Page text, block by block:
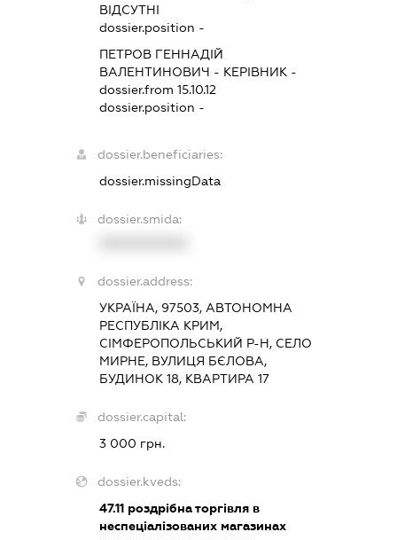
ВІДСУТНІ
dossier.position -
ПЕТРОВ ГЕННАДІЙ
ВАЛЕНТИНОВИЧ - КЕРІВНИК -
dossier.from 15.10.12
dossier.position -
dossier.beneficiaries:
dossier.missingData
dossier.smida:
dossier.address:
УКРАЇНА, 97503, АВТОНОМНА
РЕСПУБЛІКА КРИМ,
СІМФЕРОПОЛЬСЬКИЙ Р-Н, СЕЛО
МИРНЕ, ВУЛИЦЯ БЄЛОВА,
БУДИНОК 18, КВАРТИРА 17
dossier.capital:
3 000 грн.
dossier.kveds:
47.11роздрібна торгівля в
неспеціалізованих магазинах